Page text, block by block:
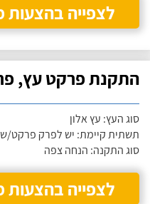
לצפייה בהצעות
התקנת פרקט עץ,
סוג העץ: עץ אלון
תשתית קיימת: יש לפרק פרקט/
סוג התקנה: הנחה צפה
לצפייה בהצעות